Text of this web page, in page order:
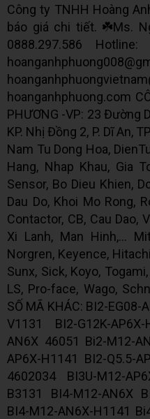
Công ty TNHH Hoàng
báo giá chi tiết. ☘️Ms.
0888.297.586
hoanganhphuong.com
PHƯƠNG -VP: 23 Đường
KP. Nhị Đồng 2, P. Dĩ An,
Nam Tu Dong Hoa,
Hang, Nhap Khau, Gia
Sensor, Bo Dieu Khien,
Dau Do, Khoi Mo Rong,
Contactor, CB, Cau Dao,
Xi Lanh, Man Hinh,...
Norgren, Keyence,
Sunx, Sick, Koyo,
LS, Pro-face, Wago,
SỐ MÃ KHÁC: BI2-EG08-
V1131 BI2-G12K-
AN6X 46051 Bi2-M12-
AP6X-H1141 BI2-Q5.5-
4602034 BI3U-M12-
B3131 BI4-M12-AN6X
BI4-M12-AN6X-H1141